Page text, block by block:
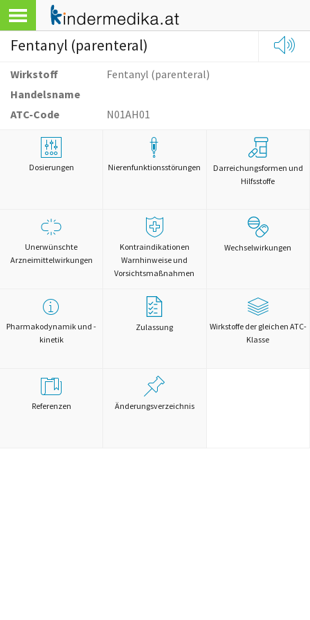
Fentanyl (parenteral)
Wirkstoff
Fentanyl (parenteral)
Handelsname
ATC-Code
N01AH01
Dosierungen Nierenfunktionsstörungen
Darreichungsformen und
Hilfsstoffe
Unerwünschte
Arzneimittelwirkungen
Kontraindikationen
Warnhinweise und
Vorsichtsmaßnahmen
Wechselwirkungen
Pharmakodynamik und -
kinetik
Zulassung
Wirkstoffe der gleichen ATC-
Klasse
Referenzen Änderungsverzeichnis